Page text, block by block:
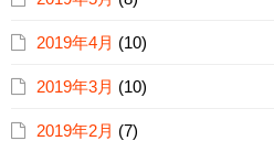
2019年4月 (10)
2019年3月 (10)
2019年2月 (7)